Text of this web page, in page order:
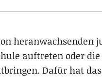
auf­tre­ten oder
Dafür hat